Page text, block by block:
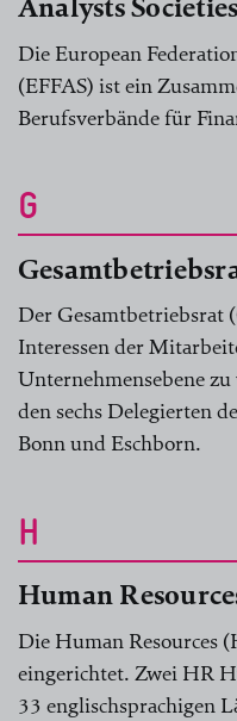
Analysts
Die European
(EFFAS) ist ein
Berufsverbände für
G
Der Gesamtbetriebsrat
Interessen der
Unternehmensebene
den sechs Delegierten
Bonn und Eschborn.
H
Human
Die Human Resources
eingerichtet. Zwei HR
33 englischsprachigen